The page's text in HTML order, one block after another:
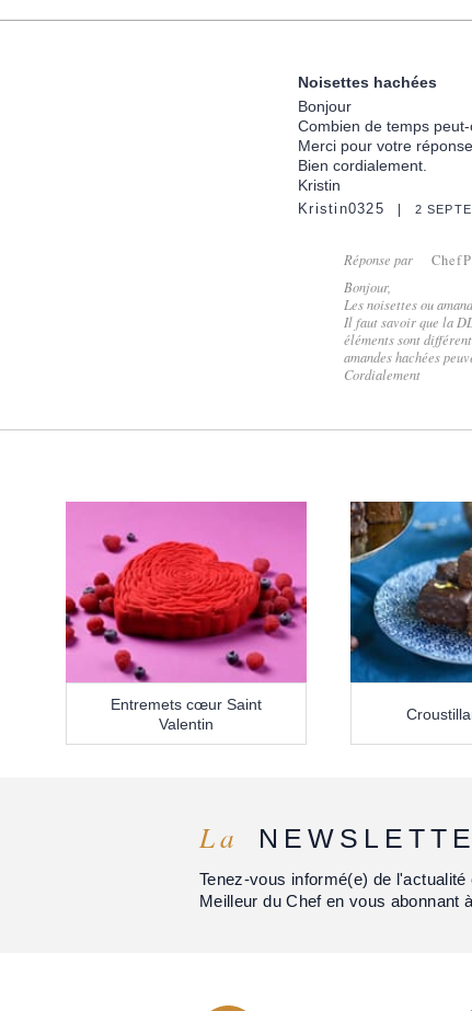
Noisettes hachées
Bonjour
Combien de temps
Merci pour votre
Bien cordialement.
Kristin
Kristin0325 2
Réponse par
Bonjour,
Les noisettes ou
Il faut savoir que la
éléments sont
amandes hachées
Cordialement
Entremets cœur Saint
Valentin
La
Tenez-vous informé(e) de
Meilleur du Chef en vous abonnant